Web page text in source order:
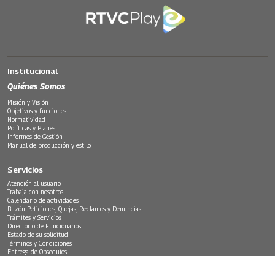
Institucional
Quiénes Somos
Misión y Visión
Objetivos y funciones
Normatividad
Políticas y Planes
Informes de Gestión
Manual de producción y estilo
Servicios
Atención al usuario
Trabaja con nosotros
Calendario de actividades
Buzón Peticiones, Quejas, Reclamos y Denuncias
Trámites y Servicios
Directorio de Funcionarios
Estado de su solicitud
Términos y Condiciones
Entrega de Obsequios